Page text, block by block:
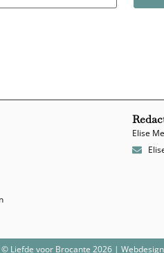
Elise
© Liefde voor Brocante 2026 |